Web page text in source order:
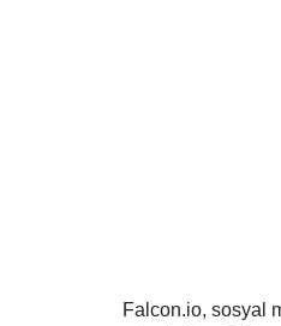
Falcon.io, sosyal